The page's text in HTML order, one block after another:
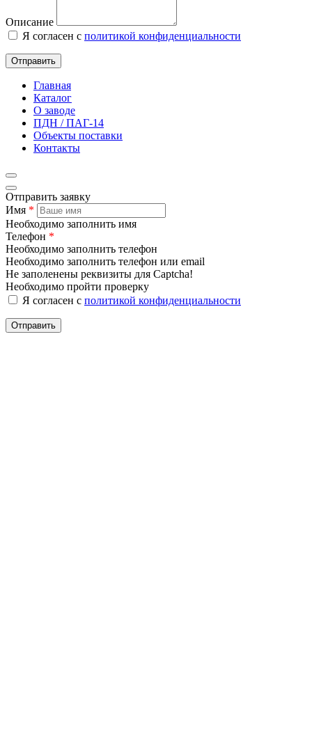
Описание
Я согласен с политикой конфиденциальности
Отправить
Главная
Каталог
О заводе
ПДН / ПАГ-14
Объекты поставки
Контакты
Отправить заявку
Имя *
Необходимо заполнить имя
Телефон *
Необходимо заполнить телефон
Необходимо заполнить телефон или email
Не заполенены реквизиты для Captcha!
Необходимо пройти проверку
Я согласен с политикой конфиденциальности
Отправить